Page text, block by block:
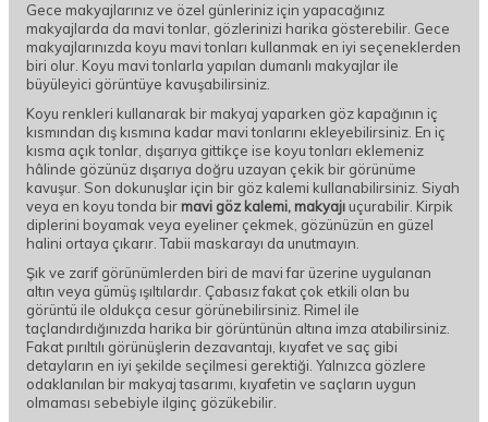
Gece makyajlarınız ve özel günleriniz için yapacağınız
makyajlarda da mavi tonlar, gözlerinizi harika gösterebilir. Gece
makyajlarınızda koyu mavi tonları kullanmak en iyi seçeneklerden
biri olur. Koyu mavi tonlarla yapılan dumanlı makyajlar ile
büyüleyici görüntüye kavuşabilirsiniz.
Koyu renkleri kullanarak bir makyaj yaparken göz kapağının iç
kısmından dış kısmına kadar mavi tonlarını ekleyebilirsiniz. En iç
kısma açık tonlar, dışarıya gittikçe ise koyu tonları eklemeniz
hâlinde gözünüz dışarıya doğru uzayan çekik bir görünüme
kavuşur. Son dokunuşlar için bir göz kalemi kullanabilirsiniz. Siyah
veya en koyu tonda birmavi göz kalemi, makyajı uçurabilir. Kirpik
diplerini boyamak veya eyeliner çekmek, gözünüzün en güzel
halini ortaya çıkarır. Tabii maskarayı da unutmayın.
Şık ve zarif görünümlerden biri de mavi far üzerine uygulanan
altın veya gümüş ışıltılardır. Çabasız fakat çok etkili olan bu
görüntü ile oldukça cesur görünebilirsiniz. Rimel ile
taçlandırdığınızda harika bir görüntünün altına imza atabilirsiniz.
Fakat pırıltılı görünüşlerin dezavantajı, kıyafet ve saç gibi
detayların en iyi şekilde seçilmesi gerektiği. Yalnızca gözlere
odaklanılan bir makyaj tasarımı, kıyafetin ve saçların uygun
olmaması sebebiyle ilginç gözükebilir.